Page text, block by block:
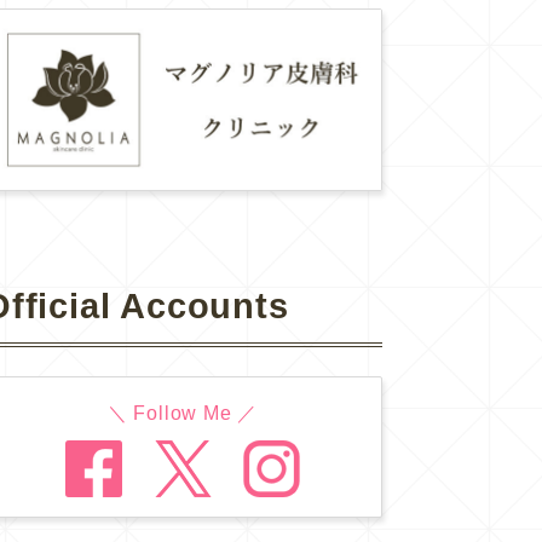
Accounts
＼ Follow Me ／